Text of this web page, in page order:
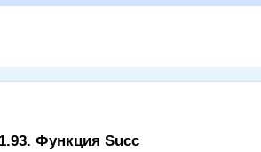
Функция Succ